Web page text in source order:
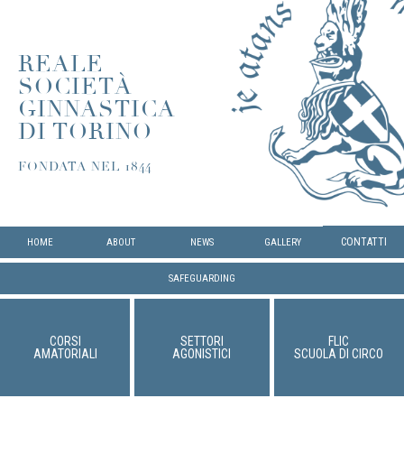
REALE
SOCIETÀ
GINNASTICA
DI TORINO
FONDATA NEL 1844
HOME ABOUT NEWS GALLERY CONTATTI
SAFEGUARDING
CORSI
AMATORIALI
SETTORI
AGONISTICI
FLIC
SCUOLA DI CIRCO